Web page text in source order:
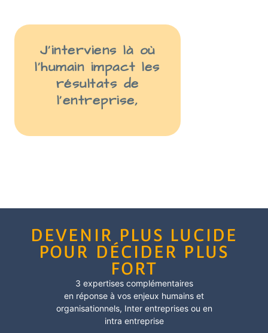
J’interviens là où
l’humain impact les
résultats de
l’entreprise,
DEVENIR PLUS LUCIDE
POUR DÉCIDER PLUS
FORT
3 expertises complémentaires
en réponse à vos enjeux humains et
organisationnels, Inter entreprisesou en
intra entreprise